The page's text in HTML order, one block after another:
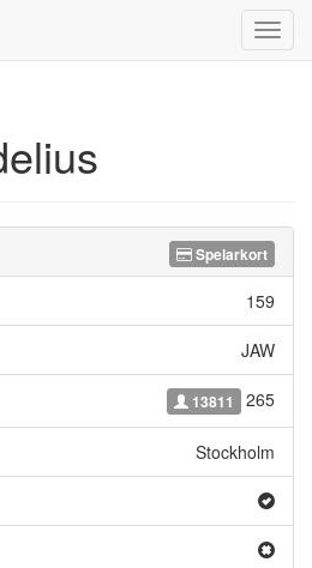
Spelarkort
159
JAW
13811 265
Stockholm